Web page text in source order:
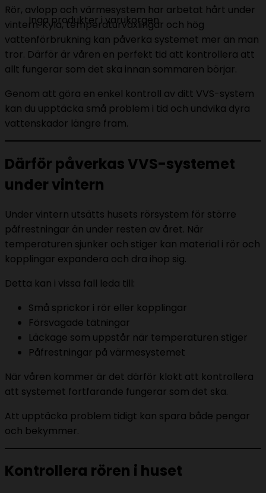
Inga produkter i varukorgen.
Rör, avlopp och värmesystem har arbetat hårt under
vintern. Kyla, temperaturväxlingar och hög
vattenförbrukning kan påverka systemet mer än man
tror. Därför är våren en perfekt tid att kontrollera att
allt fungerar som det ska innan sommaren börjar.
Genom att göra en enkel kontroll av ditt VVS-system
kan du upptäcka små problem i tid och undvika dyra
vattenskador längre fram.
Därför påverkas VVS-systemet
under vintern
Under vintern utsätts husets rörsystem för större
påfrestningar än under resten av året. När
temperaturen sjunker och stiger kan material i rör och
kopplingar expandera och dra ihop sig.
Detta kan i vissa fall leda till:
Små sprickor i rör eller kopplingar
Försvagade tätningar
Läckage som uppstår när temperaturen stiger
Påfrestningar på värmesystemet
När våren kommer är det därför klokt att kontrollera
att systemet fortfarande fungerar som det ska.
Att upptäcka problem tidigt kan spara både pengar
och bekymmer.
Kontrollera rören i huset